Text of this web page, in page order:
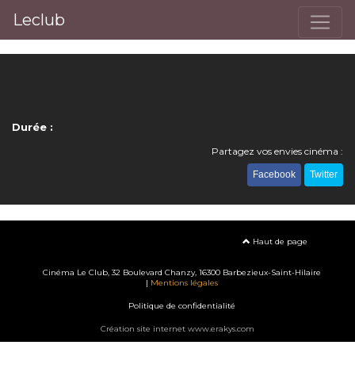
Leclub
Durée :
Partagez vos envies cinéma :
Facebook Twitter
Haut de page
Cinéma Le Club, 32 Boulevard Chanzy, 16300 Barbezieux-Saint-Hilaire
| Mentions légales
Politique de confidentialité
Création site internet www.erakys.com